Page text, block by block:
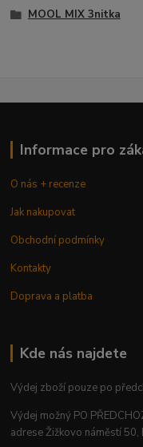
MOOL MIX 3nitka
Informace pro
O nás + recenze
Jak nakupovat
Obchodní podmínky
Kontakty
Doprava a platba
Kde nás najdete
Výdej zboží pouze po
Výdej možný PO
adrese Žižkovo náměstí 50,